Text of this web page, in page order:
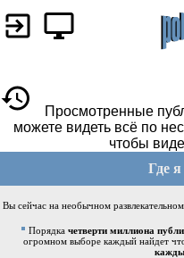
Просмотренные
можете видеть всё по
чтобы
Где
Вы сейчас на необычном
Порядка четверти миллиона
огромном выборе каждый найдет